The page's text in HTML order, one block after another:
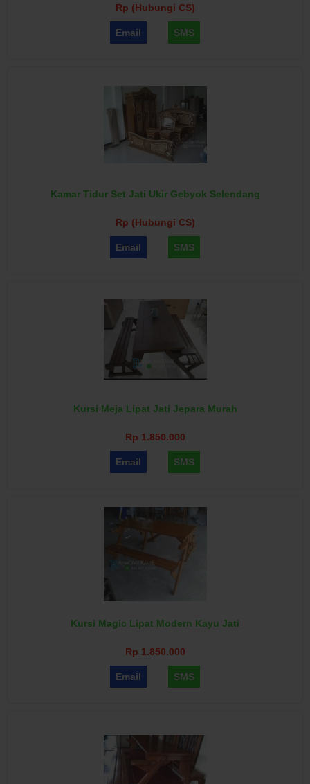
Rp (Hubungi CS)
Email SMS
Kamar Tidur Set Jati Ukir Gebyok Selendang
Rp (Hubungi CS)
Email SMS
Kursi Meja Lipat Jati Jepara Murah
Rp 1.850.000
Email SMS
Kursi Magic Lipat Modern Kayu Jati
Rp 1.850.000
Email SMS